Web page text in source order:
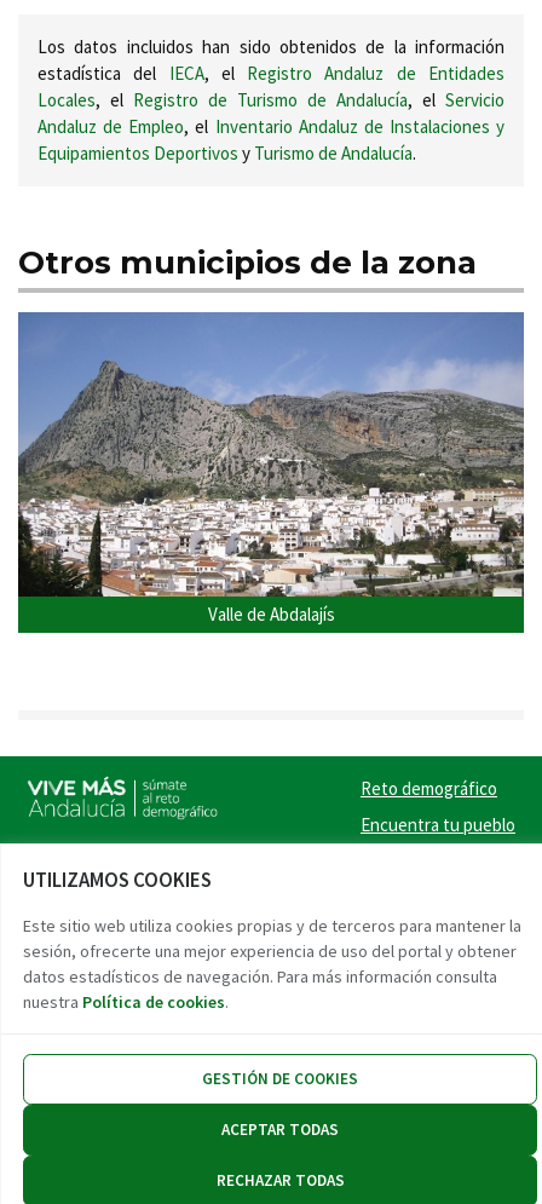
UTILIZAMOS COOKIES
Este sitio web utiliza cookies propias y de terceros para mantener la
sesión, ofrecerte una mejor experiencia de uso del portal y obtener
datos estadísticos de navegación. Para más información consulta
nuestra Política de cookies.
GESTIÓN DE COOKIES
RECHAZAR TODAS
ACEPTAR TODAS
Los datos incluidos han sido obtenidos de la información
estadística del IECA, el Registro Andaluz de Entidades
Locales, el Registro de Turismo de Andalucía, el Servicio
Andaluz de Empleo, el Inventario Andaluz de Instalaciones y
Equipamientos Deportivos y Turismo de Andalucía.
Otros municipios de la zona
Valle de Abdalajís
Reto demográfico
Encuentra tu pueblo
Twitter
Facebook
Accesibilidad Aviso legal